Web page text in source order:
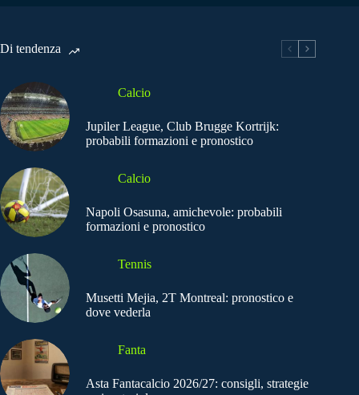
Di tendenza
Calcio
Jupiler League, Club Brugge Kortrijk:
probabili formazioni e pronostico
Calcio
Napoli Osasuna, amichevole: probabili
formazioni e pronostico
Tennis
Musetti Mejia, 2T Montreal: pronostico e
dove vederla
Fanta
Asta Fantacalcio 2026/27: consigli, strategie